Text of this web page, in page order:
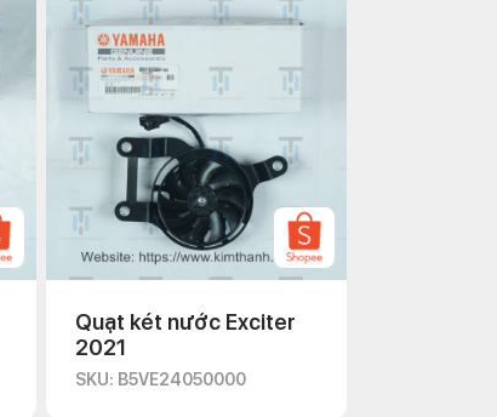
Quạt két nước Exciter
2021
SKU: B5VE24050000